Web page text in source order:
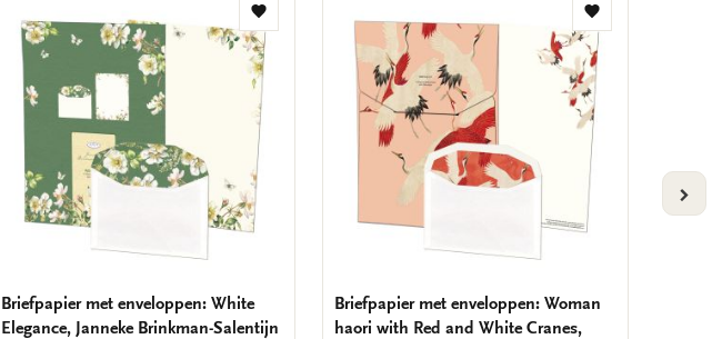
Toevoegen
aan
verlanglijst
Briefpapier met enveloppen: White
Elegance, Janneke Brinkman-Salentijn
Toevoegen
aan
verlanglijst
Briefpapier met enveloppen: Woman
haori with Red and White Cranes,